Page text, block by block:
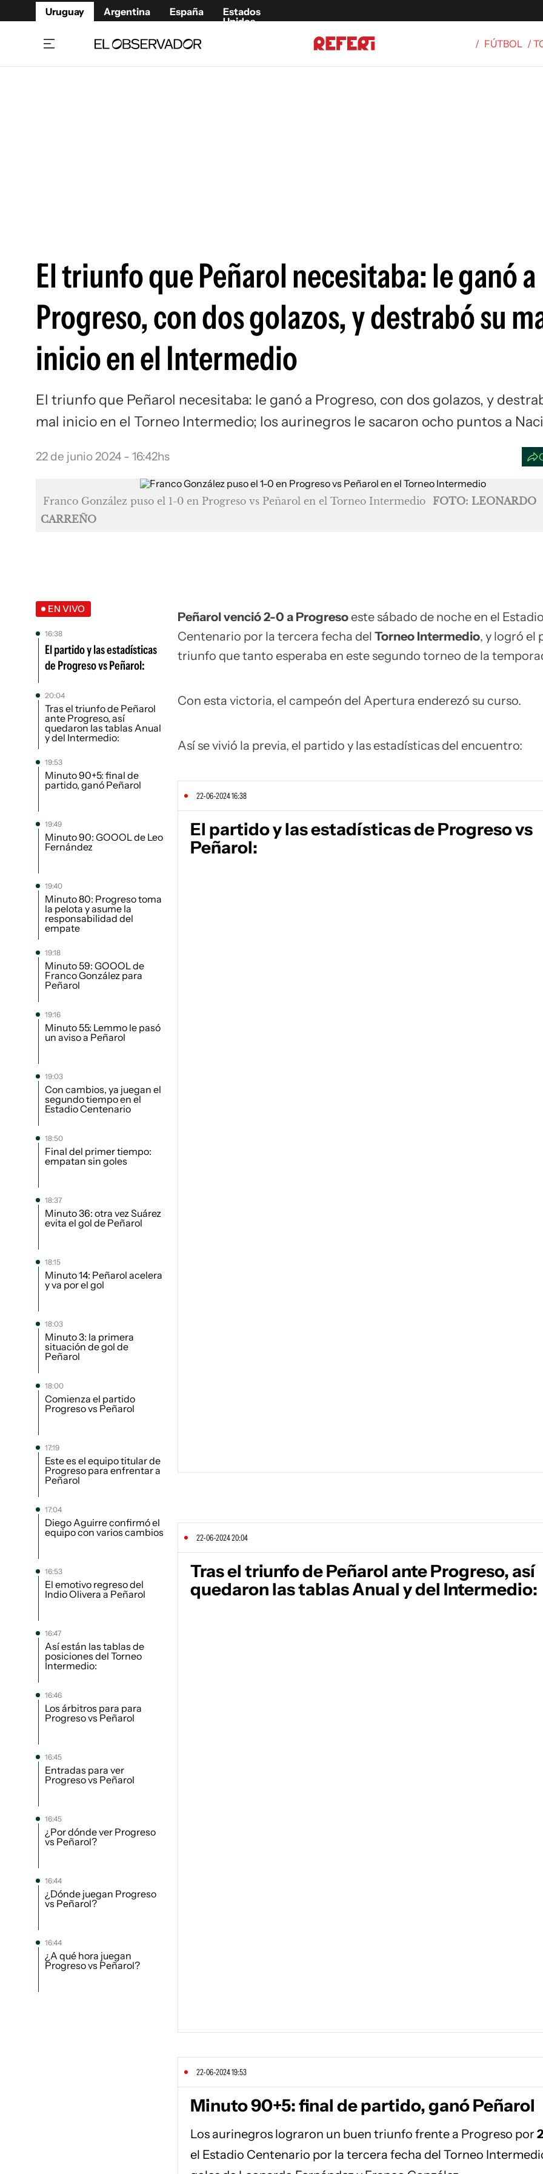
Uruguay Argentina España
Estados
Unidos
/ FÚTBOL /
El triunfo que Peñarol necesitaba: le ganó a
Progreso, con dos golazos, y destrabó su
inicio en el Intermedio
El triunfo que Peñarol necesitaba: le ganó a Progreso, con dos golazos, y
mal inicio en el Torneo Intermedio; los aurinegros le sacaron ocho puntos a
22 de junio 2024 - 16:42hs
Franco González puso el 1-0 en Progreso vs Peñarol en el Torneo Intermedio FOTO: LEONARDO
CARREÑO
EN VIVO
16:38
El partido y las estadísticas
de Progreso vs Peñarol:
20:04
Tras el triunfo de Peñarol
ante Progreso, así
quedaron las tablas Anual
y del Intermedio:
19:53
Minuto 90+5: final de
partido, ganó Peñarol
19:49
Minuto 90: GOOOL de Leo
Fernández
19:40
Minuto 80: Progreso toma
la pelota y asume la
responsabilidad del
empate
19:18
Minuto 59: GOOOL de
Franco González para
Peñarol
19:16
Minuto 55: Lemmo le pasó
un aviso a Peñarol
19:03
Con cambios, ya juegan el
segundo tiempo en el
Estadio Centenario
18:50
Final del primer tiempo:
empatan sin goles
18:37
Minuto 36: otra vez Suárez
evita el gol de Peñarol
18:15
Minuto 14: Peñarol acelera
y va por el gol
18:03
Minuto 3: la primera
situación de gol de
Peñarol
18:00
Comienza el partido
Progreso vs Peñarol
17:19
Este es el equipo titular de
Progreso para enfrentar a
Peñarol
17:04
Diego Aguirre confirmó el
equipo con varios cambios
16:53
El emotivo regreso del
Indio Olivera a Peñarol
16:47
Así están las tablas de
posiciones del Torneo
Intermedio:
16:46
Los árbitros para para
Progreso vs Peñarol
16:45
Entradas para ver
Progreso vs Peñarol
16:45
¿Por dónde ver Progreso
vs Peñarol?
16:44
¿Dónde juegan Progreso
vs Peñarol?
16:44
¿A qué hora juegan
Progreso vs Peñarol?
Peñarol venció 2-0 a Progresoeste sábado de noche en el Estadio
Centenario por la tercera fecha del Torneo Intermedio, y logró el
triunfo que tanto esperaba en este segundo torneo de la
Con esta victoria, el campeón del Apertura enderezó su curso.
Así se vivió la previa, el partido y las estadísticas del encuentro:
22-06-2024 16:38
El partido y las estadísticas de Progreso vs
Peñarol:
22-06-2024 20:04
Tras el triunfo de Peñarol ante Progreso, así
quedaron las tablas Anual y del Intermedio:
22-06-2024 19:53
Minuto 90+5: final de partido, ganó Peñarol
Los aurinegros lograron un buen triunfo frente a Progreso por
el Estadio Centenario por la tercera fecha del Torneo